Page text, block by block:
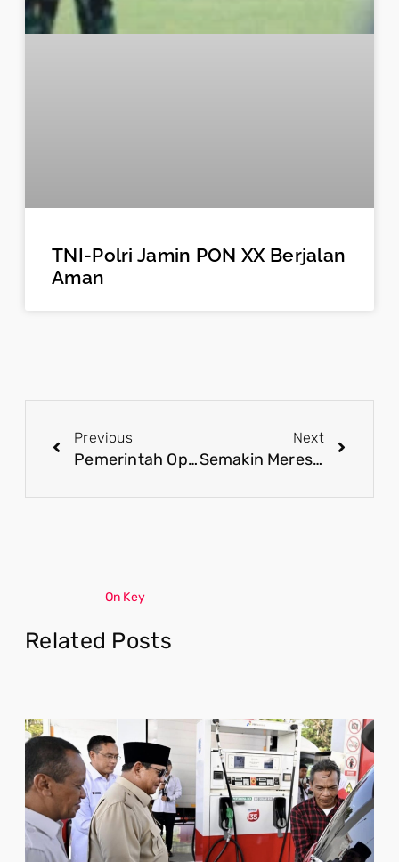
TNI-Polri Jamin PON XX Berjalan
Aman
Previous
Pemerintah Optimal Membangun Kemajuan Infrastruktur DOB Papua
Next
Semakin Meresahkan, KST Harus Ditindak Tegas
On Key
Related Posts